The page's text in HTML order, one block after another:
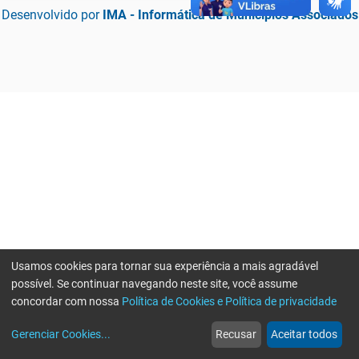
Desenvolvido por IMA - Informática de Municípios Associados
web
Notícias
more_horiz
Mais
Usamos cookies para tornar sua experiência a mais agradável
possível. Se continuar navegando neste site, você assume
concordar com nossa Política de Cookies e Política de privacidade
Gerenciar Cookies... Recusar Aceitar todos
Erro ao enviar informações, por favor tente novamente